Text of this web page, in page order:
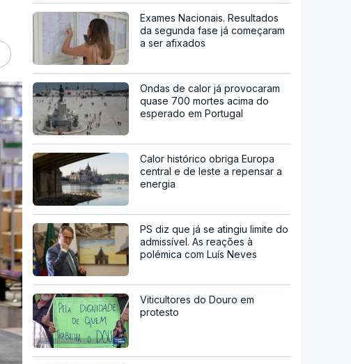
Exames Nacionais. Resultados
da segunda fase já começaram
a ser afixados
Ondas de calor já provocaram
quase 700 mortes acima do
esperado em Portugal
Calor histórico obriga Europa
central e de leste a repensar a
energia
PS diz que já se atingiu limite do
admissível. As reações à
polémica com Luís Neves
Viticultores do Douro em
protesto